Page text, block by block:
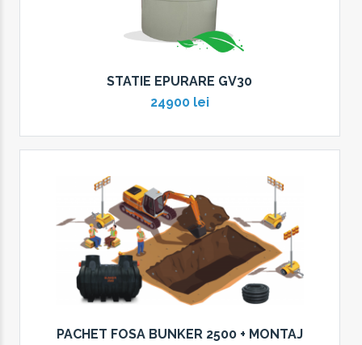
STATIE EPURARE GV30
24900 lei
PACHET FOSA BUNKER 2500 + MONTAJ